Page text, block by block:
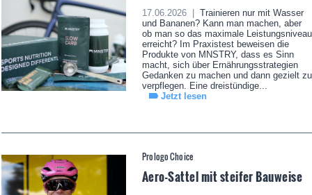
17.06.2026 |
Trainieren nur mit Wasser
und Bananen? Kann man machen, aber
ob man so das maximale Leistungsniveau
erreicht? Im Praxistest beweisen die
Produkte von MNSTRY, dass es Sinn
macht, sich über Ernährungsstrategien
Gedanken zu machen und dann gezielt zu
verpflegen. Eine dreistündige...
Jetzt lesen
Prologo Choice
Aero-Sattel mit steifer Bauweise